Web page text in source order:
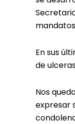
En sus
de
Nos
expresar